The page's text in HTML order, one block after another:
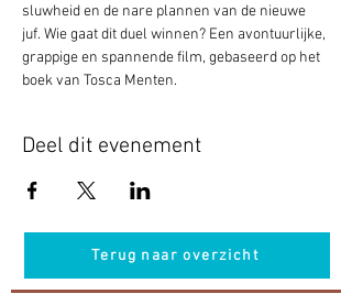
sluwheid en de nare plannen van de nieuwe
juf. Wie gaat dit duel winnen? Een avontuurlijke,
grappige en spannende film, gebaseerd op het
boek van Tosca Menten.
Deel dit evenement
Terug naar overzicht